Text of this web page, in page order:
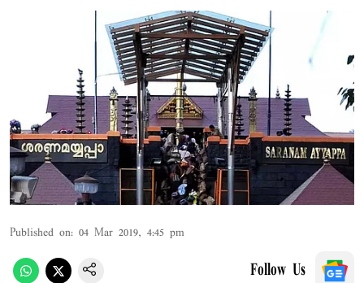
Published on: 04 Mar 2019, 4:45 pm
Follow Us